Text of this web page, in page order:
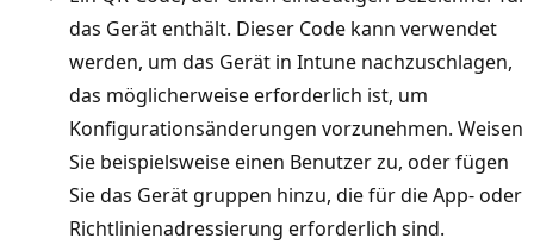
das Gerät enthält. Dieser Code kann verwendet
werden, um das Gerät in Intune nachzuschlagen,
das möglicherweise erforderlich ist, um
Konfigurationsänderungen vorzunehmen. Weisen
Sie beispielsweise einen Benutzer zu, oder fügen
Sie das Gerät gruppen hinzu, die für die App- oder
Richtlinienadressierung erforderlich sind.